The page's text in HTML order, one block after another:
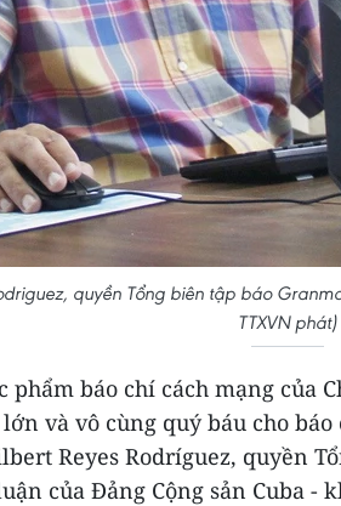
quyền Tổng biên tập báo
TTXVN phát)
phẩm báo chí cách mạng của
và vô cùng quý báu cho
Reyes Rodríguez, quyền
của Đảng Cộng sản Cuba -